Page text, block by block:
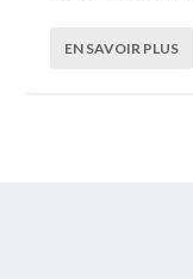
EN SAVOIR PLUS